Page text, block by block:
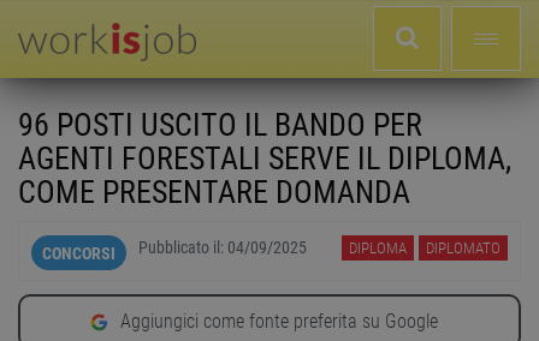
96 POSTI USCITO IL BANDO PER
AGENTI FORESTALI SERVE IL DIPLOMA,
COME PRESENTARE DOMANDA
CONCORSI Pubblicato il: 04/09/2025 DIPLOMA DIPLOMATO
Aggiungici come fonte preferita su Google